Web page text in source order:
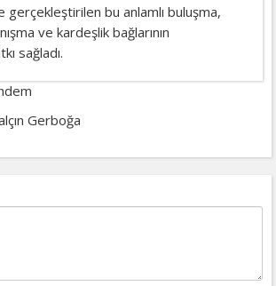
gerçekleştirilen bu anlamlı buluşma,
ve kardeşlik bağlarının
sağladı.
Gerboğa